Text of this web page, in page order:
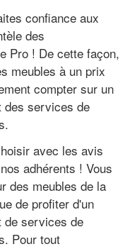
confiance aux
des
Pro ! De cette façon,
meubles à un prix
compter sur un
des services de
avec les avis
adhérents ! Vous
des meubles de la
de profiter d'un
de services de
Pour tout